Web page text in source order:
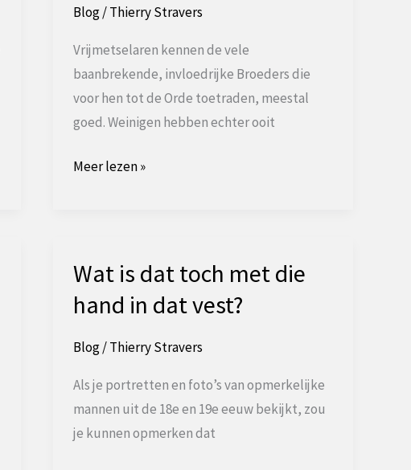
Blog/Thierry Stravers
Vrijmetselaren kennen de vele
baanbrekende, invloedrijke Broeders die
voor hen tot de Orde toetraden, meestal
goed. Weinigen hebben echter ooit
Mozart,
Meer lezen »
Wat is dat toch met die
hand in dat vest?
Blog/Thierry Stravers
Als je portretten en foto’s van opmerkelijke
mannen uit de 18e en 19e eeuw bekijkt, zou
je kunnen opmerken dat